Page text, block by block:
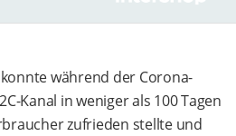
während der Corona-
Kanal in weniger als 100 Tagen
zufrieden stellte und